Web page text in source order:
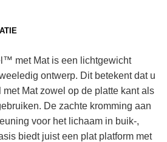
met Mat is een lichtgewicht
ontwerp. Dit betekent dat u
Mat zowel op de platte kant als
De zachte kromming aan
voor het lichaam in buik-,
biedt juist een plat platform met